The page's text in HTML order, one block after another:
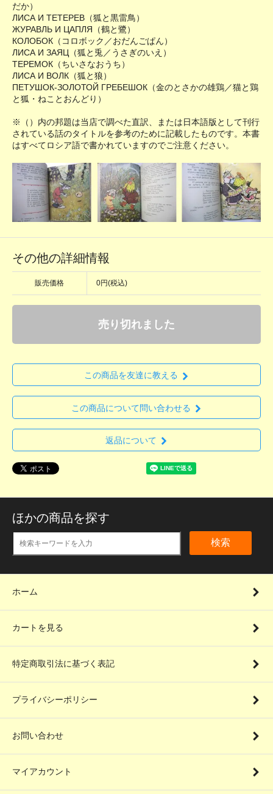
だか）
ЛИСА И ТЕТЕРЕВ（狐と黒雷鳥）
ЖУРАВЛЬ И ЦАПЛЯ（鶴と鷺）
КОЛОБОК（コロボック／おだんごぱん）
ЛИСА И ЗАЯЦ（狐と兎／うさぎのいえ）
ТЕРЕМОК（ちいさなおうち）
ЛИСА И ВОЛК（狐と狼）
ПЕТУШОК-ЗОЛОТОЙ ГРЕБЕШОК（金のとさかの雄鶏／猫と鶏
と狐・ねことおんどり）
※（）内の邦題は当店で調べた直訳、または日本語版として刊行
されている話のタイトルを参考のために記載したものです。本書
はすべてロシア語で書かれていますのでご注意ください。
その他の詳細情報
販売価格 0円(税込)
売り切れました
この商品を友達に教える
この商品について問い合わせる
返品について
ほかの商品を探す
検索
ホーム
カートを見る
特定商取引法に基づく表記
プライバシーポリシー
お問い合わせ
マイアカウント